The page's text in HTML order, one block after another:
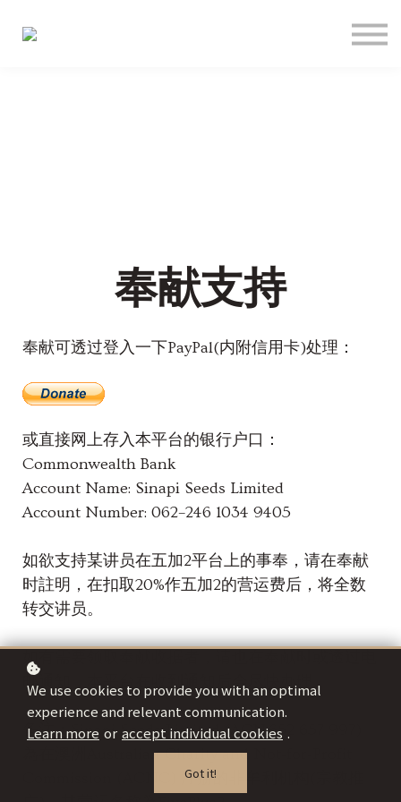
奉献支持
奉献可透过登入一下PayPal(内附信用卡)处理：
或直接网上存入本平台的银行户口：
Commonwealth Bank
Account Name: Sinapi Seeds Limited
Account Number: 062–246 1034 9405
如欲支持某讲员在五加2平台上的事奉，请在奉献
时註明，在扣取20%作五加2的营运费后，将全数
转交讲员。
如有需要领取奉献收据者，请也在奉献时或透过电
邮通知，本平台在收到通知后会尽快办理。
备注：Sinapi Seeds Limited (ACN:652 657 997)
為在澳洲Australian Charity and Not-for-Profit
Commission (ACNC) 注册的非牟利机构(宗教推
We use cookies to provide you with an optimal
experience and relevant communication.
Learn more or accept individual cookies .
Got it!